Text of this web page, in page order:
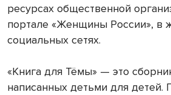
ресурсах общественной
портале «Женщины России», в
социальных сетях.
«Книга для Тёмы» — это
написанных детьми для